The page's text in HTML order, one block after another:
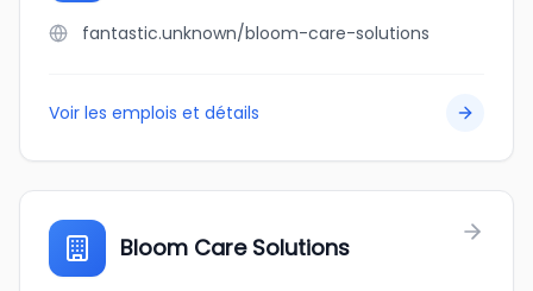
fantastic.unknown/bloom-care-solutions
Voir les emplois et détails
Bloom Care Solutions